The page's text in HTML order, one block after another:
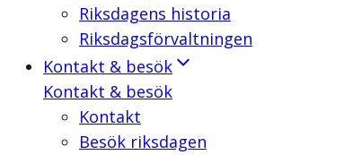
Riksdagens historia
Riksdagsförvaltningen
Kontakt & besök
Kontakt & besök
Kontakt
Besök riksdagen